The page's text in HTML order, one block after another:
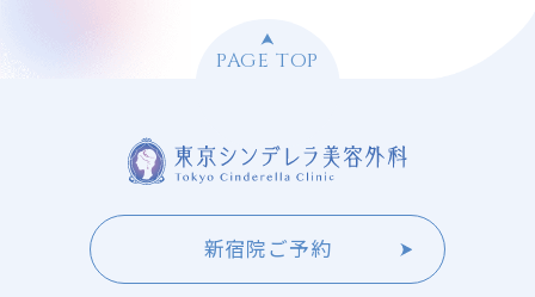
PAGE TOP
新宿院ご予約